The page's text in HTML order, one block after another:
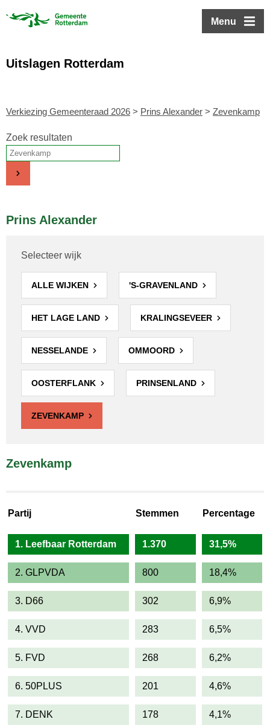
Menu
Uitslagen Rotterdam
Verkiezing Gemeenteraad 2026 > Prins Alexander > Zevenkamp
Zoek resultaten
Prins Alexander
Selecteer wijk
ALLE WIJKEN 'S-GRAVENLAND
HET LAGE LAND KRALINGSEVEER
NESSELANDE OMMOORD
OOSTERFLANK PRINSENLAND
ZEVENKAMP
Zevenkamp
Partij Stemmen Percentage
1. Leefbaar Rotterdam 1.370 31,5%
2. GLPVDA 800 18,4%
3. D66 302 6,9%
4. VVD 283 6,5%
5. FVD 268 6,2%
6. 50PLUS 201 4,6%
7. DENK 178 4,1%